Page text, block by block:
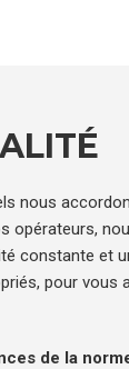
nous
constante et
pour vous
de la